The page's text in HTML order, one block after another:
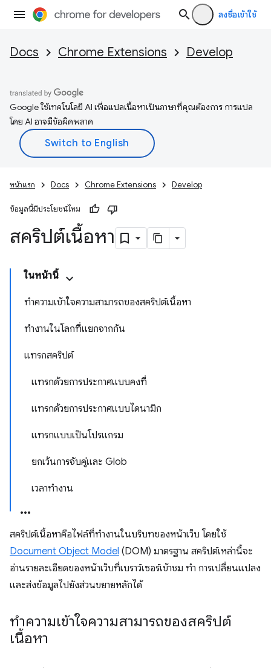
ลงชื่อเข้าใช้
Docs Chrome Extensions Develop
Google ใช้เทคโนโลยี AI เพื่อแปลเนื้อหาเป็นภาษาที่คุณต้องการ การแปล
โดย AI อาจมีข้อผิดพลาด
หน้าแรก Docs Chrome Extensions Develop
ข้อมูลนี้มีประโยชน์ไหม
สคริปต์เนื้อหา
ในหน้านี้
ทำความเข้าใจความสามารถของสคริปต์เนื้อหา
ทำงานในโลกที่แยกจากกัน
แทรกสคริปต์
แทรกด้วยการประกาศแบบคงที่
แทรกด้วยการประกาศแบบไดนามิก
แทรกแบบเป็นโปรแกรม
ยกเว้นการจับคู่และ Glob
เวลาทำงาน
สคริปต์เนื้อหาคือไฟล์ที่ทำงานในบริบทของหน้าเว็บ โดยใช้
Document Object Model (DOM) มาตรฐาน สคริปต์เหล่านี้จะ
อ่านรายละเอียดของหน้าเว็บที่เบราว์เซอร์เข้าชม ทำ การเปลี่ยนแปลง
และส่งข้อมูลไปยังส่วนขยายหลักได้
ทำความเข้าใจความสามารถของสคริปต์
เนื้อหา